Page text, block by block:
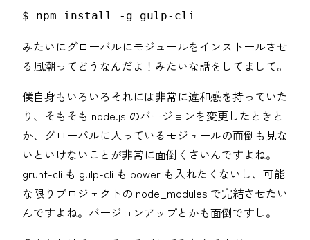
$ npm install -g gulp-cli
みたいにグローバルにモジュールをインストールさせ
る風潮ってどうなんだよ！みたいな話をしてまして。
僕自身もいろいろそれには非常に違和感を持っていた
り、そもそも node.js のバージョンを変更したときと
か、グローバルに入っているモジュールの面倒も見な
いといけないことが非常に面倒くさいんですよね。
grunt-cli も gulp-cli も bower も入れたくないし、可能
な限りプロジェクトの node_modules で完結させたい
んですよね。バージョンアップとかも面倒ですし。